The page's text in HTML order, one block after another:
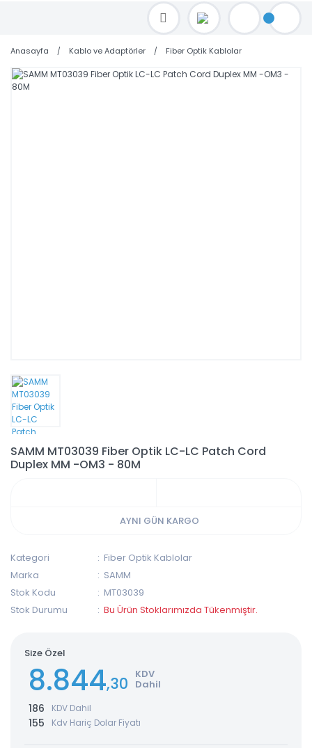
TOPTAN FİYAT ALMAK İÇİN satis@toptanbilgisayar.net MAİL ATINIZ.
SİPARİŞLERİNİZİ AYNI GÜN KARGO İLE GÖNDERİYORUZ!
Anasayfa Kablo ve Adaptörler Fiber Optik Kablolar
SAMM MT03039 Fiber Optik LC-LC Patch Cord
Duplex MM -OM3 - 80M
AYNI GÜN KARGO
Kategori
Fiber Optik Kablolar
Marka
SAMM
Stok Kodu
MT03039
Stok Durumu
Bu Ürün Stoklarımızda Tükenmiştir.
Size Özel
8.844,30 KDV
Dahil
186 KDV Dahil
155 Kdv Hariç Dolar Fiyatı